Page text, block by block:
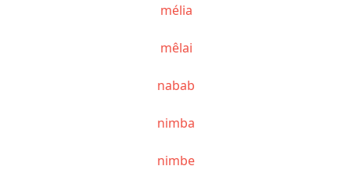
mélia
mêlai
nabab
nimba
nimbe